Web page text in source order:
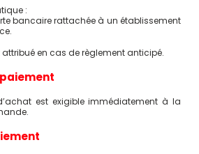
:
bancaire rattachée à un établissement
en cas de règlement anticipé.
est exigible immédiatement à la